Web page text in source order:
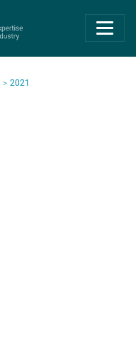
Eyde-Cluster |
2021